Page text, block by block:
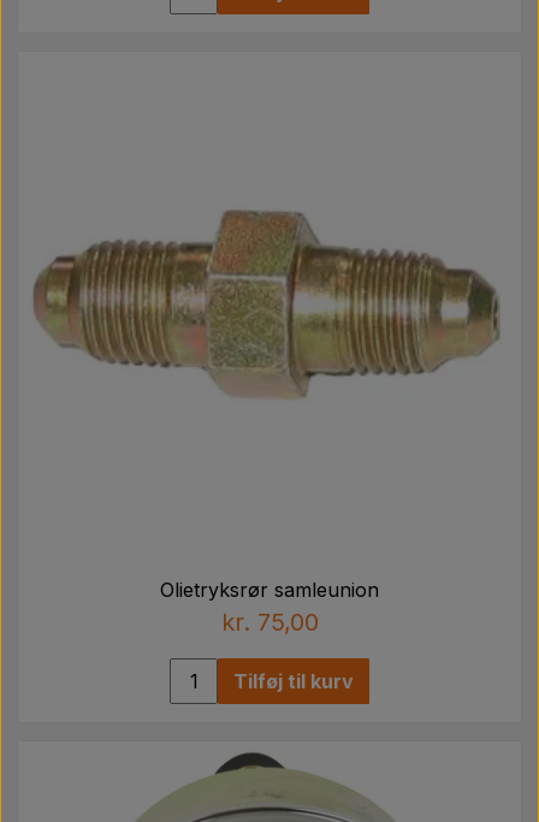
Olietryksrør samleunion
kr. 75,00
Tilføj til kurv